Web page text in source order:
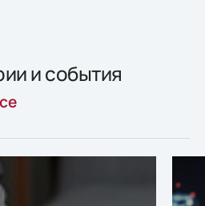
и события